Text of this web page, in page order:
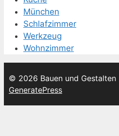
München
Schlafzimmer
Werkzeug
Wohnzimmer
© 2026 Bauen und Gestalten
GeneratePress